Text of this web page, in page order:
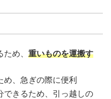
ため、重いものを運搬す
め、急ぎの際に便利
できるため、引っ越しの